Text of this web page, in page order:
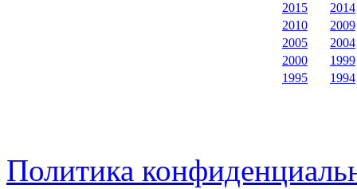
2015
2014
2010
2009
2005
2004
2000
1999
1995
1994
Политика